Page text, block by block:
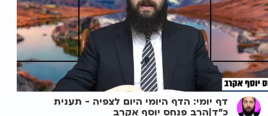
דף יומי: הדף היומי היום לצפיה - תענית
כ"ד|הרב פנחס יוסף אקרב